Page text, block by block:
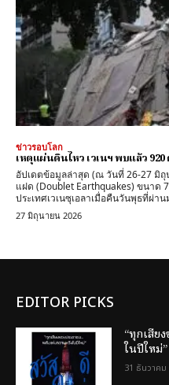
ข่าวรอบโลก
เหตุแผ่นดินไหว เวเนฯ พบแล้ว
อัปเดตข้อมูลล่าสุด (ณ วันที่ 26-27 มิ
แฝด (Doublet Earthquakes) ขนาด
ประเทศเวเนซุเอลาเมื่อคืนวันพุธที่ผ่า
27 มิถุนายน 2026
EDITOR PICKS
“ทุกเสีย
ในปีใหม่”
31 ธันวาคม